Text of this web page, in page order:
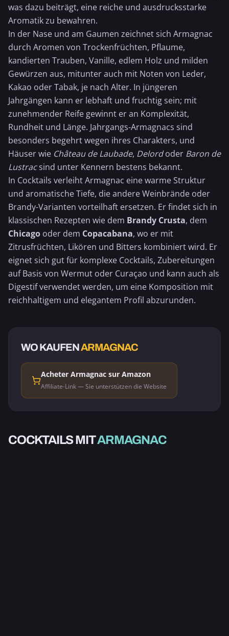
was dazu beiträgt, eine reiche und ausdrucksstarke
Aromatik zu bewahren.
In der Nase und am Gaumen zeichnet sich Armagnac
durch Aromen von Trockenfrüchten, Pflaume,
kandierten Trauben, Vanille, edlem Holz und milden
Gewürzen aus, mitunter auch mit Noten von Leder,
Kakao oder Tabak, je nach Alter. In jüngeren
Jahrgängen kann er lebhaft und fruchtig sein; mit
zunehmender Reife gewinnt er an Komplexität,
Rundheit und Länge. Jahrgangs-Armagnacs sind
besonders begehrt wegen ihres Charakters, und
Häuser wie Château de Laubade, Delordoder Baron de
Lustracsind unter Kennern bestens bekannt.
In Cocktails verleiht Armagnac eine warme Struktur
und aromatische Tiefe, die andere Weinbrände oder
Brandy-Varianten vorteilhaft ersetzen. Er findet sich in
klassischen Rezepten wie dem Brandy Crusta, dem
Chicago oder dem Copacabana, wo er mit
Zitrusfrüchten, Likören und Bitters kombiniert wird. Er
eignet sich gut für komplexe Cocktails, Zubereitungen
auf Basis von Wermut oder Curaçao und kann auch als
Digestif verwendet werden, um eine Komposition mit
reichhaltigem und elegantem Profil abzurunden.
WO KAUFENARMAGNAC
Acheter Armagnac sur Amazon
Affiliate-Link — Sie unterstützen die Website
COCKTAILS MITARMAGNAC
BRANDY CRUSTA CHICAGO
ALKOHOLISCH